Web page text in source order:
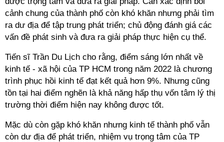
cảnh chung của thành phố còn khó khăn nhưng phải tìm
ra dư địa để tập trung phát triển; chủ động đánh giá các
vấn đề phát sinh và đưa ra giải pháp thực hiện cụ thể.
Tiến sĩ Trần Du Lịch cho rằng, điểm sáng lớn nhất về
kinh tế - xã hội của TP HCM trong năm 2022 là chương
trình phục hồi kinh tế đạt kết quả hơn 9%. Nhưng cũng
tồn tại hai điểm nghẽn là khả năng hấp thụ vốn tâm lý thị
trường thời điểm hiện nay không được tốt.
Mặc dù còn gặp khó khăn nhưng kinh tế thành phố vẫn
còn dư địa để phát triển, nhiệm vụ trọng tâm của TP